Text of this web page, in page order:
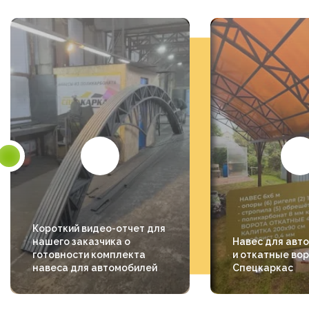
Короткий видео-отчет для
нашего заказчика о
готовности комплекта
навеса для автомобилей
Навес для
и откатные
Спецкаркас